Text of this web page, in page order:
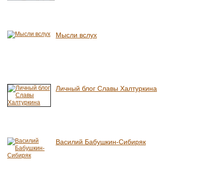
Мысли вслух
Личный блог Славы Халтуркина
Василий Бабушкин-Сибиряк